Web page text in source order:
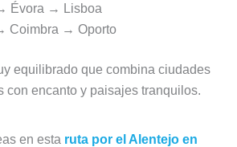
Évora → Lisboa
Coimbra → Oporto
equilibrado que combina ciudades
con encanto y paisajes tranquilos.
en esta ruta por el Alentejo en